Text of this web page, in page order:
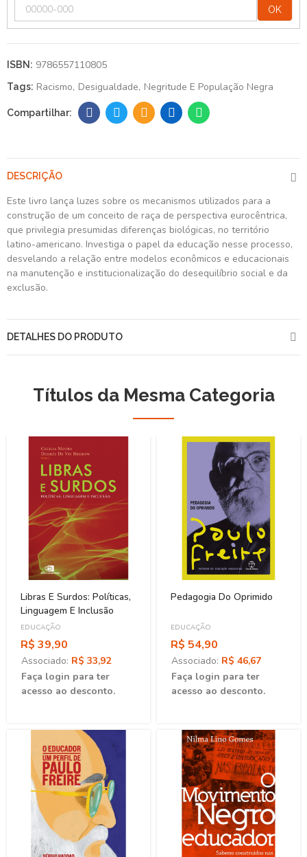
OK
ISBN: 9786557110805
Tags: Racismo Desigualdade Negritude E População Negra
DESCRIÇÃO
Este livro lança luzes sobre os mecanismos utilizados para a
construção de um conceito de raça de perspectiva eurocêntrica,
que privilegia presumidas diferenças biológicas, no território
latino-americano. Investiga o papel da educação nesse processo,
desvelando a relação entre modelos econômicos e educacionais
na manutenção e institucionalização do desequilíbrio social e da
exclusão.
DETALHES DO PRODUTO
Títulos da Mesma Categoria
Libras E Surdos: Políticas,
Linguagem E Inclusão
EDUCAÇÃO
R$ 39,90
Associado: R$ 33,92
Faça login para ter
acesso ao desconto.
Pedagogia Do Oprimido
EDUCAÇÃO
R$ 54,90
Associado: R$ 46,67
Faça login para ter
acesso ao desconto.